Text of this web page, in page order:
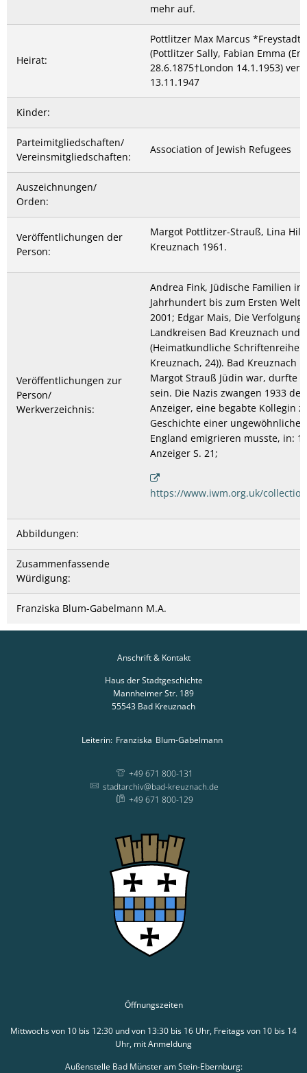
mehr auf.
Heirat:
Pottlitzer Max Marcus *Freystadt
(Pottlitzer Sally, Fabian Emma
28.6.1875†London 14.1.1953)
13.11.1947
Kinder:
Parteimitgliedschaften/
Vereinsmitgliedschaften:
Association of Jewish Refugees
Auszeichnungen/
Orden:
Veröffentlichungen der
Person:
Margot Pottlitzer-Strauß, Lina
Kreuznach 1961.
Veröffentlichungen zur
Person/
Werkverzeichnis:
Andrea Fink, Jüdische Familien in
Jahrhundert bis zum Ersten
2001; Edgar Mais, Die
Landkreisen Bad Kreuznach und
(Heimatkundliche Schriftenreihe
Kreuznach, 24)). Bad Kreuznach
Margot Strauß Jüdin war, durfte
sein. Die Nazis zwangen 1933
Anzeiger, eine begabte Kollegin
Geschichte einer
England emigrieren musste, in:
Anzeiger S. 21;
https://www.iwm.org.uk/
Abbildungen:
Zusammenfassende
Würdigung:
Franziska Blum-Gabelmann M.A.
Anschrift & Kontakt
Haus der Stadtgeschichte
Mannheimer Str. 189
55543 Bad Kreuznach
Leiterin: Franziska Blum-Gabelmann
+49 671 800-131
stadtarchiv@bad-kreuznach.de
+49 671 800-129
Öffnungszeiten
Mittwochs von 10 bis 12:30 und von 13:30 bis 16 Uhr, Freitags von 10 bis 14
Uhr, mit Anmeldung
Außenstelle Bad Münster am Stein-Ebernburg: